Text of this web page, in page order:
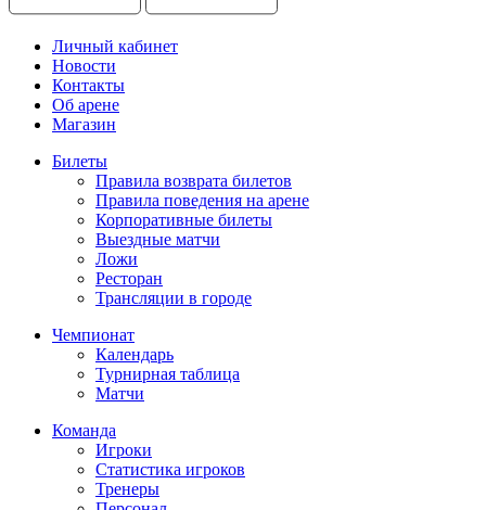
Личный кабинет
Новости
Контакты
Об арене
Магазин
Билеты
Правила возврата билетов
Правила поведения на арене
Корпоративные билеты
Выездные матчи
Ложи
Ресторан
Трансляции в городе
Чемпионат
Календарь
Турнирная таблица
Матчи
Команда
Игроки
Статистика игроков
Тренеры